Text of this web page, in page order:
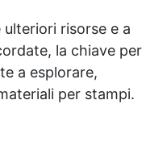
ulteriori risorse e a
la chiave per
a esplorare,
per stampi.